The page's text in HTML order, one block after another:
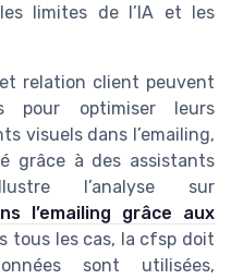
limites de l’IA et les
relation client peuvent
pour optimiser leurs
visuels dans l’emailing,
grâce à des assistants
l’analyse sur
l’emailing grâce aux
tous les cas, la cfsp doit
sont utilisées,